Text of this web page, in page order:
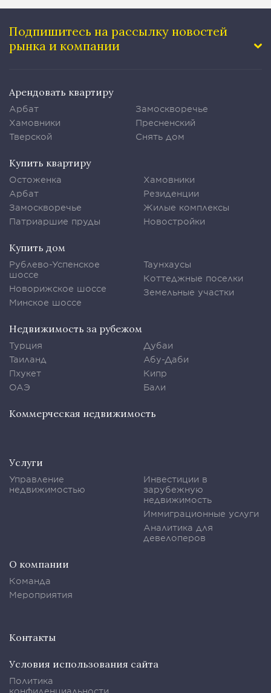
Подпишитесь на рассылку новостей
рынка и компании
Арендовать квартиру
Арбат
Хамовники
Тверской
Замоскворечье
Пресненский
Снять дом
Купить квартиру
Остоженка
Арбат
Замоскворечье
Патриаршие пруды
Хамовники
Резиденции
Жилые комплексы
Новостройки
Купить дом
Рублево-Успенское
шоссе
Новорижское шоссе
Минское шоссе
Таунхаусы
Коттеджные поселки
Земельные участки
Недвижимость за рубежом
Турция
Таиланд
Пхукет
ОАЭ
Дубаи
Абу-Даби
Кипр
Бали
Коммерческая недвижимость
Услуги
Управление
недвижимостью
Инвестиции в
зарубежную
недвижимость
Иммиграционные услуги
Аналитика для
девелоперов
О компании
Команда
Мероприятия
Контакты
Условия использования сайта
Политика